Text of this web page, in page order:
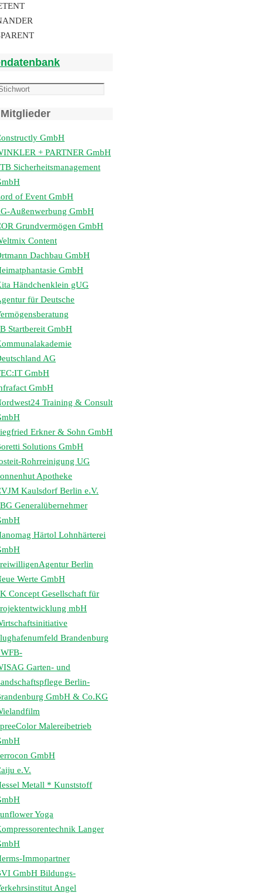
GmbH
+ PARTNER GmbH
Sicherheitsmanagement
of Event GmbH
Außenwerbung GmbH
Grundvermögen GmbH
Content
Dachbau GmbH
GmbH
Händchenklein gUG
für Deutsche
Startbereit GmbH
AG
GmbH
GmbH
Training & Consult
Erkner & Sohn GmbH
Solutions GmbH
Rohrreinigung UG
Apotheke
Kaulsdorf Berlin e.V.
Generalübernehmer
Härtol Lohnhärterei
Berlin
Werte GmbH
Concept Gesellschaft für
mbH
Brandenburg
Garten- und
Berlin-
GmbH & Co.KG
Malereibetrieb
GmbH
e.V.
Metall * Kunststoff
Yoga
Langer
Immopartner
GmbH Bildungs-
Angel